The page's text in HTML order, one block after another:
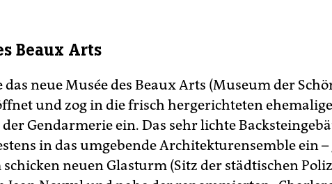
Beaux Arts
neue Musée des Beaux Arts (Museum der
und zog in die frisch hergerichteten
Gendarmerie ein. Das sehr lichte
in das um­gebende Architekturensemble ein –
neuen Glasturm (Sitz der städtischen